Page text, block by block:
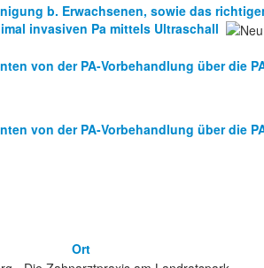
b. Erwachsenen, sowie das
invasiven Pa mittels Ultraschall
von der PA-Vorbehandlung über die
von der PA-Vorbehandlung über die
Ort